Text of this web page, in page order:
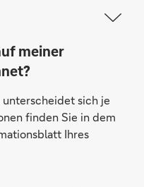
meiner
sich je
finden Sie in dem
Ihres